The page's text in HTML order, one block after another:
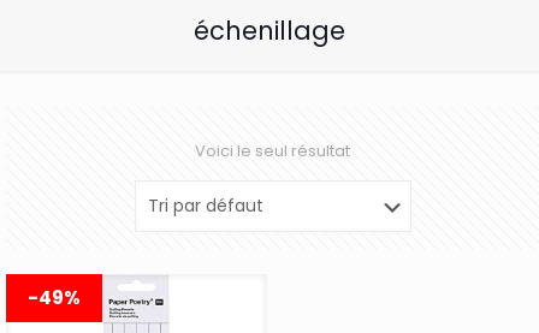
échenillage
Voici le seul résultat
-49%